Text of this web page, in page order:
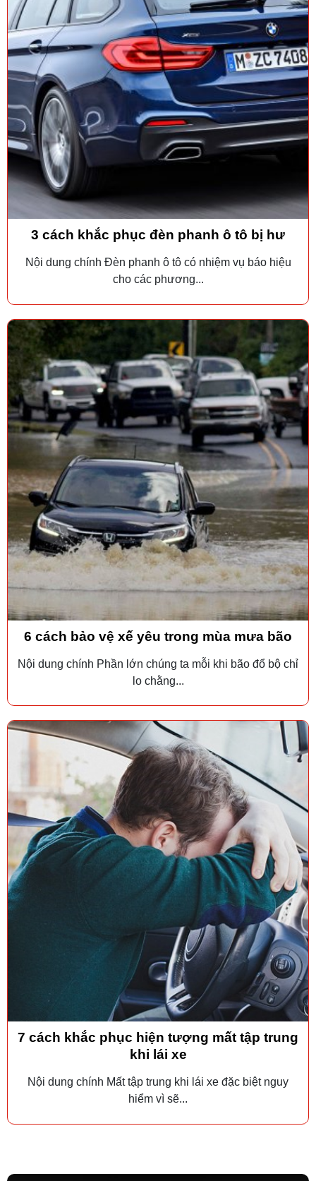
3 cách khắc phục đèn phanh ô tô bị hư
Nội dung chính Đèn phanh ô tô có nhiệm vụ báo hiệu
cho các phương...
6 cách bảo vệ xế yêu trong mùa mưa bão
Nội dung chính Phần lớn chúng ta mỗi khi bão đổ bộ chỉ
lo chằng...
7 cách khắc phục hiện tượng mất tập trung
khi lái xe
Nội dung chính Mất tập trung khi lái xe đặc biệt nguy
hiểm vì sẽ...